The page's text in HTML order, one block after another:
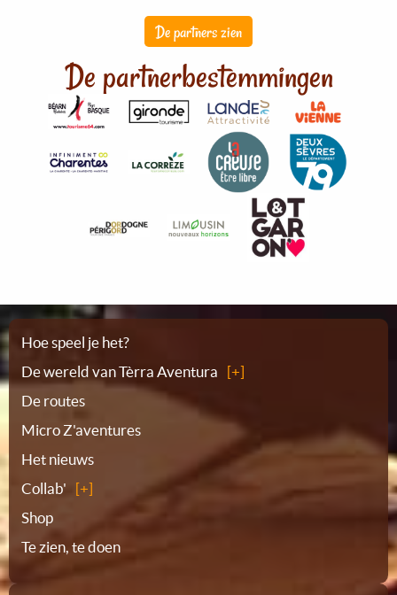
De partners zien
De partnerbestemmingen
Plattegrond
Hoe speel je het?
De wereld van Tèrra Aventura
De routes
Micro Z'aventures
Het nieuws
Collab'
Shop
Te zien, te doen